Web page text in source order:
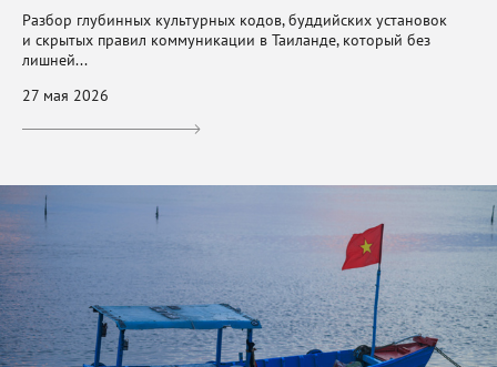
Разбор глубинных культурных кодов, буддийских установок
и скрытых правил коммуникации в Таиланде, который без
лишней...
27 мая 2026